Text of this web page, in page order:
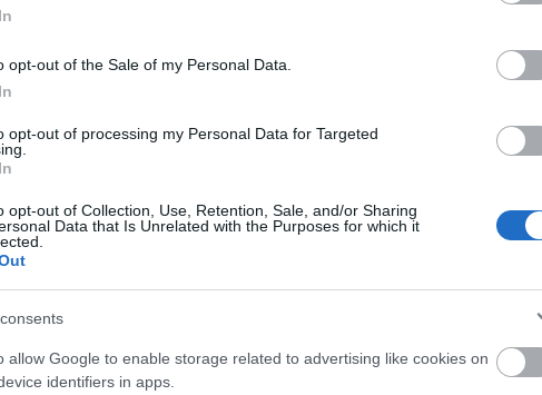
opt-out of the Sale of my Personal Data.
opt-out of processing my Personal Data for Targeted
opt-out of Collection, Use, Retention, Sale, and/or Sharing
Data that Is Unrelated with the Purposes for which it
allow Google to enable storage related to advertising like cookies on
identifiers in apps.
natgeofound.tumblr.com
posztjában pedig a fotós, James P. Blair egyik
megszületésnek körülményeiről azt mondta,
és olyankor körbelovagol a téren és az
az évben pedig ő is ott volt, hogy képeket
hosszú, 800 milliméteres